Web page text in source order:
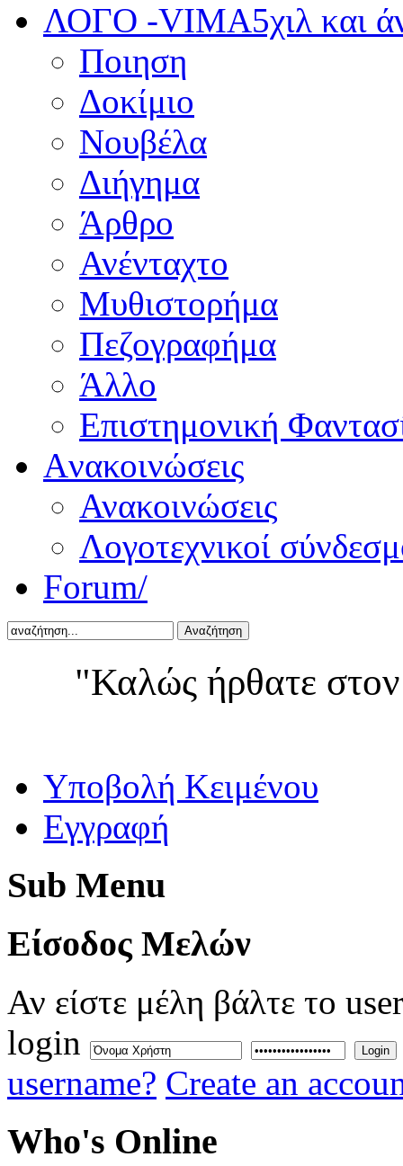
ΛΟΓΟ -VIMA5χιλ και
Ποιηση
Δοκίμιο
Νουβέλα
Διήγημα
Άρθρο
Ανένταχτο
Μυθιστορήμα
Πεζογραφήμα
Άλλο
Επιστημονική
Aνακοινώσεις
Ανακοινώσεις
Λογοτεχνικοί
Forum/
Αναζήτηση
"Καλώς ήρθατε
Yποβολή Κειμένου
Εγγραφή
Sub Menu
Eίσοδος Μελών
Αν είστε μέλη βάλτε το
login
Login
username? Create an
Who's Online